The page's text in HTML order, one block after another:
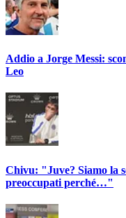
Addio a Jorge Messi:
Leo
Chivu: "Juve? Siamo la
preoccupati perché…"